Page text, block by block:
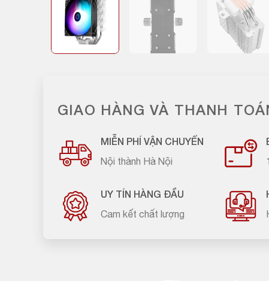
GIAO HÀNG VÀ THANH
MIỄN PHÍ VẬN CHUYỂN
Nội thành Hà Nội
UY TÍN HÀNG ĐẦU
Cam kết chất lượng